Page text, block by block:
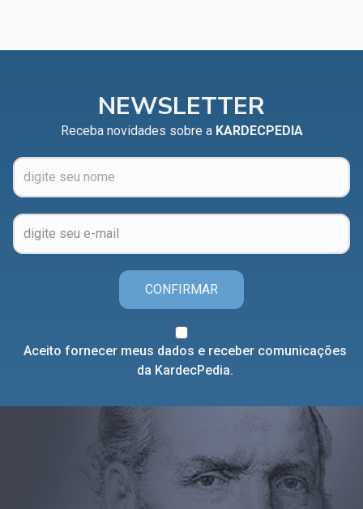
NEWSLETTER
Receba novidades sobre a KARDECPEDIA
CONFIRMAR
Aceito fornecer meus dados e receber comunicações
da KardecPedia.